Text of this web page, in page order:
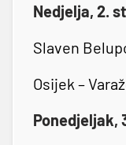
Nedjelja, 2.
Slaven
Osijek –
Ponedjeljak,